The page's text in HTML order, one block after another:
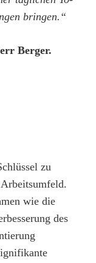
bringen.“
Berger.
zu
wie die
des